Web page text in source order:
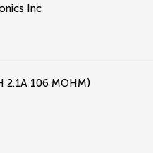
Inc
2.1A 106 MOHM)